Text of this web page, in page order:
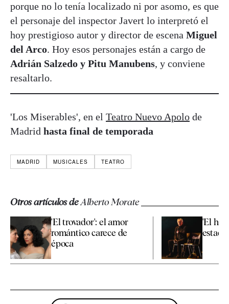
porque no lo tenía localizado ni por asomo, es que
el personaje del inspector Javert lo interpretó el
hoy prestigioso autor y director de escena Miguel
del Arco. Hoy esos personajes están a cargo de
Adrián Salzedo y Pitu Manubens, y conviene
resaltarlo.
'Los Miserables', en el Teatro Nuevo Apolo de
Madrid hasta final de temporada
MADRID MUSICALES TEATRO
Otros artículos deAlberto Morate
'El trovador': el amor
romántico carece de
época
'El